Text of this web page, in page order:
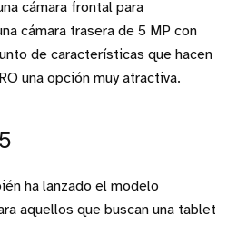
cámara frontal para
cámara trasera de 5 MP con
de características que hacen
una opción muy atractiva.
ha lanzado el modelo
aquellos que buscan una tablet